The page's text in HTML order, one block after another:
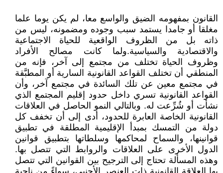
القانون بمفهومه الضيق والواسع معا، لم يكن يوما علما
مغلقا أو جامدا يستمد سبب وجوده ومضمونه، ليس من
ذاته بل من الظروف الواقعية للحياة الاجتماعية
والاقتصادية والسياسية.ولما كانت مصالح الأفراد
وظروف الحياة تختلف من مجتمع إلى آخر، فإنه من
المنطقي أن تختلف القواعد القانونية السارية أو المطبَّقة
في مجتمع معين عن تلك السائدة في مجتمع آخر، وأن
القواعد القانونية تسري داخل حدود إقليم المجتمع الذي
نشأت أو شُرِّعت له. وبالتالي النمو الحاصل في العلاقات
القانونية الخاصة العابرة للحدود، أدى إلى أن تخفف كل
دولة من التمسك بمبدأ الإقليمية المطلقة في تطبيق
قوانينها، والسماح لمحاكمها وسلطاتها بتطبيق قوانين
الدول الأخرى على العلاقات والروابط التي تتصل بها.
وهذه المسألة تحتاج إلى الترجيح بين القوانين التي تتصل